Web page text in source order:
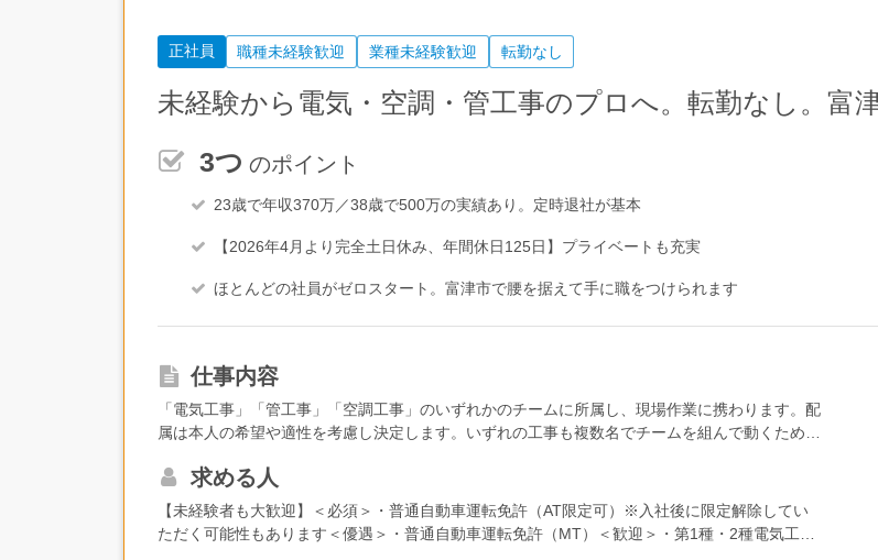
正社員 職種未経験歓迎 業種未経験歓迎 転勤なし
未経験から電気・空調・管工事のプロへ。転勤なし。富
3つ のポイント
23歳で年収370万／38歳で500万の実績あり。定時退社が基本
【2026年4月より完全土日休み、年間休日125日】プライベートも充実
ほとんどの社員がゼロスタート。富津市で腰を据えて手に職をつけられます
仕事内容
「電気工事」「管工事」「空調工事」のいずれかのチームに所属し、現場作業に携わります。配
属は本人の希望や適性を考慮し決定します。いずれの工事も複数名でチームを組んで動くため、
事・空調（エアコン）工事・戸建て新築・リフォーム工事など★資格取得支援を行っています。
取得後には資格に応じてお祝い金を支給しています。
求める人
【未経験者も大歓迎】＜必須＞・普通自動車運転免許（AT限定可）※入社後に限定解除してい
ただく可能性もあります＜優遇＞・普通自動車運転免許（MT）＜歓迎＞・第1種・2種電気工事